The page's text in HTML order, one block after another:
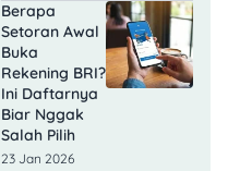
Berapa
Setoran Awal
Buka
Rekening BRI?
Ini Daftarnya
Biar Nggak
Salah Pilih
23 Jan 2026